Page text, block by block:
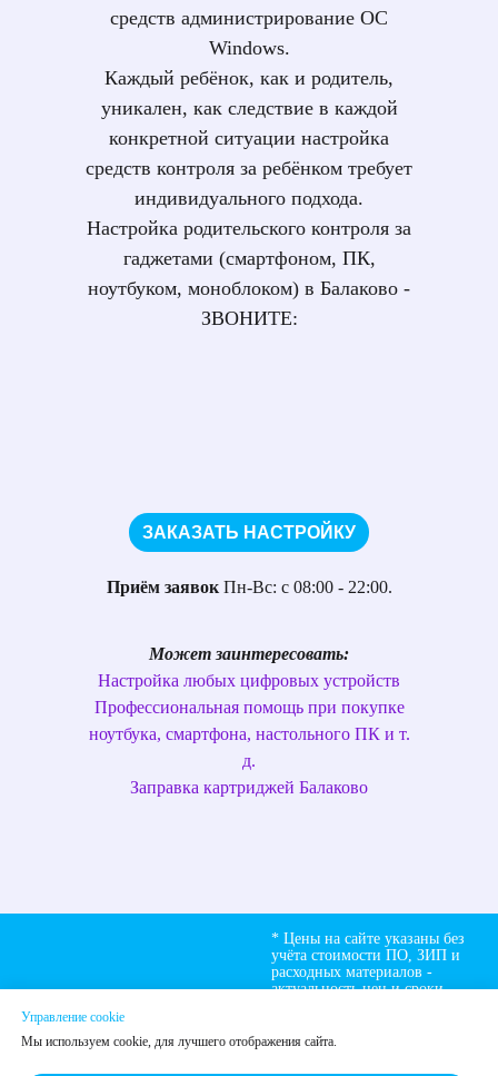
Приём заявок Пн-Вс: с 08:00 - 22:00.
Может заинтересовать:
Настройка любых цифровых устройств
Профессиональная помощь при покупке
ноутбука, смартфона, настольного ПК и т.
д.
Заправка картриджей Балаково
средств администрирование ОС
Windows.
Каждый ребёнок, как и родитель,
уникален, как следствие в каждой
конкретной ситуации настройка
средств контроля за ребёнком требует
индивидуального подхода.
Настройка родительского контроля за
гаджетами (смартфоном, ПК,
ноутбуком, моноблоком) в Балаково -
ЗВОНИТЕ:
ЗАКАЗАТЬ НАСТРОЙКУ
* Цены на сайте указаны без
учёта стоимости ПО, ЗИП и
расходных материалов -
актуальность цен и сроки
Управление cookie
Мы используем cookie, для лучшего отображения сайта.